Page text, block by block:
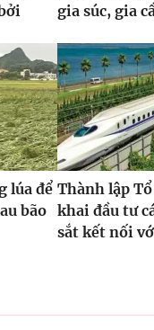
gia súc, gia
lúa để
bão
Thành lập
khai đầu tư
sắt kết nối